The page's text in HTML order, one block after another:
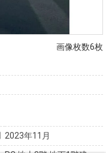
画像枚数6枚
2023年11月